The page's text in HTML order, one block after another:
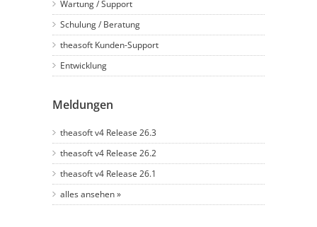
Wartung / Support
Schulung / Beratung
theasoft Kunden-Support
Entwicklung
Meldungen
theasoft v4 Release 26.3
theasoft v4 Release 26.2
theasoft v4 Release 26.1
alles ansehen »